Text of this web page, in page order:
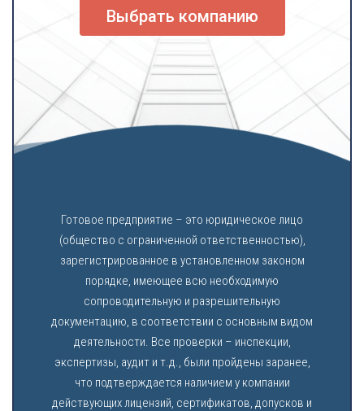
Выбрать компанию
Готовое предприятие – это юридическое лицо
(общество с ограниченной ответственностью),
зарегистрированное в установленном законом
порядке, имеющее всю необходимую
сопроводительную и разрешительную
документацию, в соответствии с основным видом
деятельности. Все проверки – инспекции,
экспертизы, аудит и т.д., были пройдены заранее,
что подтверждается наличием у компании
действующих лицензий, сертификатов, допусков и